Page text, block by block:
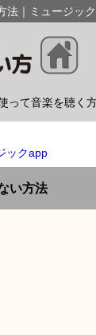
法｜ミュージッ
って音楽を聴く
ックapp
い方法